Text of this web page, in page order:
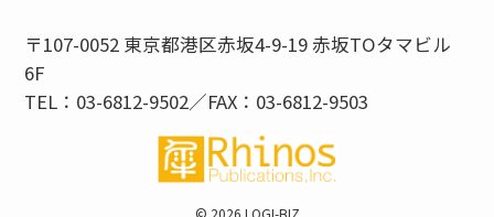
〒107-0052 東京都港区赤坂4-9-19 赤坂TOタマビル
6F
TEL：03-6812-9502／FAX：03-6812-9503
© 2026 LOGI-BIZ